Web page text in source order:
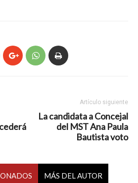
Artículo siguiente
La candidata a Concejal
del MST Ana Paula
Bautista voto
MÁS DEL AUTOR